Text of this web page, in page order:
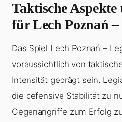
Taktische
für Lech Poznań
Das Spiel Lech Poznań –
voraussichtlich von
Intensität geprägt sein.
die defensive Stabilität zu
Gegenangriffe zum Erfolg